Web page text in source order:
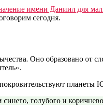
имени Даниил для
сегодня.
Оно образовано от
планеты
голубого и